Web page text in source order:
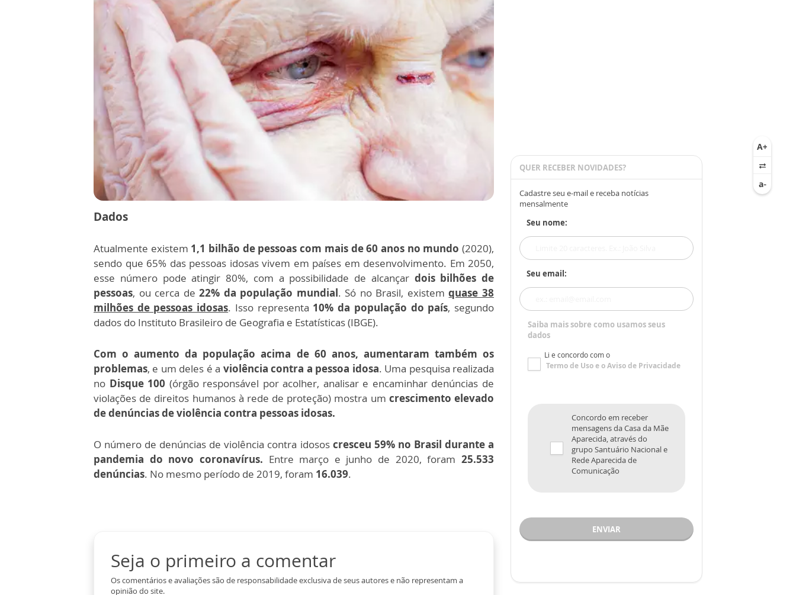
Dados
Atualmente existem 1,1 bilhão de pessoas com mais de 60 anos no mundo (2020),
sendo que 65% das pessoas idosas vivem em países em desenvolvimento. Em 2050,
esse número pode atingir 80%, com a possibilidade de alcançar dois bilhões de
pessoas, ou cerca de22% da população mundial. Só no Brasil, existemquase 38
milhões de pessoas idosas. Isso representa 10% da população do país, segundo
dados do Instituto Brasileiro de Geografia e Estatísticas (IBGE).
Com o aumento da população acima de 60 anos, aumentaram também os
problemas, e um deles é a violência contra a pessoa idosa. Uma pesquisa realizada
no Disque 100 (órgão responsável por acolher, analisar e encaminhar denúncias de
violações de direitos humanos à rede de proteção) mostra um crescimento elevado
de denúncias de violência contra pessoas idosas.
O número de denúncias de violência contra idosos cresceu 59% no Brasil durante a
pandemia do novo coronavírus. Entre março e junho de 2020, foram25.533
denúncias. No mesmo período de 2019, foram 16.039.
Seja o primeiro a comentar
Os comentários e avaliações são de responsabilidade exclusiva de seus autores e não representam a
opinião do site.
QUER RECEBER NOVIDADES?
Cadastre seu e-mail e receba notícias
mensalmente
Seu nome:
Seu email:
Saiba mais sobre como usamos seus
dados
Li e concordo com o
Termo de Usoe oAviso de Privacidade
Concordo em receber
mensagens da Casa da Mãe
Aparecida, através do
grupo Santuário Nacional e
Rede Aparecida de
Comunicação
ENVIAR